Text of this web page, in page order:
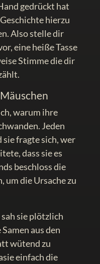
gedrückt hat
hierzu
Also stelle dir
eine heiße Tasse
Stimme die dir
warum ihre
Jeden
fragte sich, wer
dass sie es
beschloss die
um die Ursache zu
sie plötzlich
aus den
wütend zu
einfach die